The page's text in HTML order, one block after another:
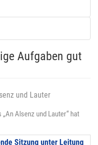
Aufgaben gut
und Lauter
Alsenz und Lauter“ hat